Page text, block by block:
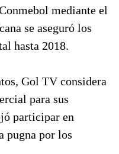
mediante el
se aseguró los
hasta 2018.
Gol TV considera
para sus
participar en
pugna por los